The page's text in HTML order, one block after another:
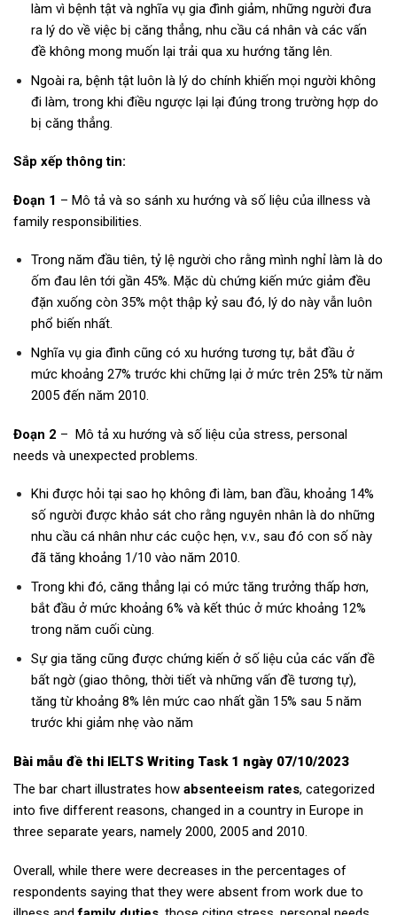
làm vì bệnh tật và nghĩa vụ gia đình giảm, những người đưa
ra lý do về việc bị căng thẳng, nhu cầu cá nhân và các vấn
đề không mong muốn lại trải qua xu hướng tăng lên.
Ngoài ra, bệnh tật luôn là lý do chính khiến mọi người không
đi làm, trong khi điều ngược lại lại đúng trong trường hợp do
bị căng thẳng.
Sắp xếp thông tin:
Đoạn 1 – Mô tả và so sánh xu hướng và số liệu của illness và
family responsibilities.
Trong năm đầu tiên, tỷ lệ người cho rằng mình nghỉ làm là do
ốm đau lên tới gần 45%. Mặc dù chứng kiến mức giảm đều
đặn xuống còn 35% một thập kỷ sau đó, lý do này vẫn luôn
phổ biến nhất.
Nghĩa vụ gia đình cũng có xu hướng tương tự, bắt đầu ở
mức khoảng 27% trước khi chững lại ở mức trên 25% từ năm
2005 đến năm 2010.
Đoạn 2 – Mô tả xu hướng và số liệu của stress, personal
needs và unexpected problems.
Khi được hỏi tại sao họ không đi làm, ban đầu, khoảng 14%
số người được khảo sát cho rằng nguyên nhân là do những
nhu cầu cá nhân như các cuộc hẹn, v.v., sau đó con số này
đã tăng khoảng 1/10 vào năm 2010.
Trong khi đó, căng thẳng lại có mức tăng trưởng thấp hơn,
bắt đầu ở mức khoảng 6% và kết thúc ở mức khoảng 12%
trong năm cuối cùng.
Sự gia tăng cũng được chứng kiến ở số liệu của các vấn đề
bất ngờ (giao thông, thời tiết và những vấn đề tương tự),
tăng từ khoảng 8% lên mức cao nhất gần 15% sau 5 năm
trước khi giảm nhẹ vào năm
Bài mẫu đề thi IELTS Writing Task 1 ngày 07/10/2023
The bar chart illustrates how absenteeism rates, categorized
into five different reasons, changed in a country in Europe in
three separate years, namely 2000, 2005 and 2010.
Overall, while there were decreases in the percentages of
respondents saying that they were absent from work due to